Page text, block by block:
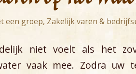
een groep, Zakelijk varen &
niet voelt als het
vaak mee. Zodra uw